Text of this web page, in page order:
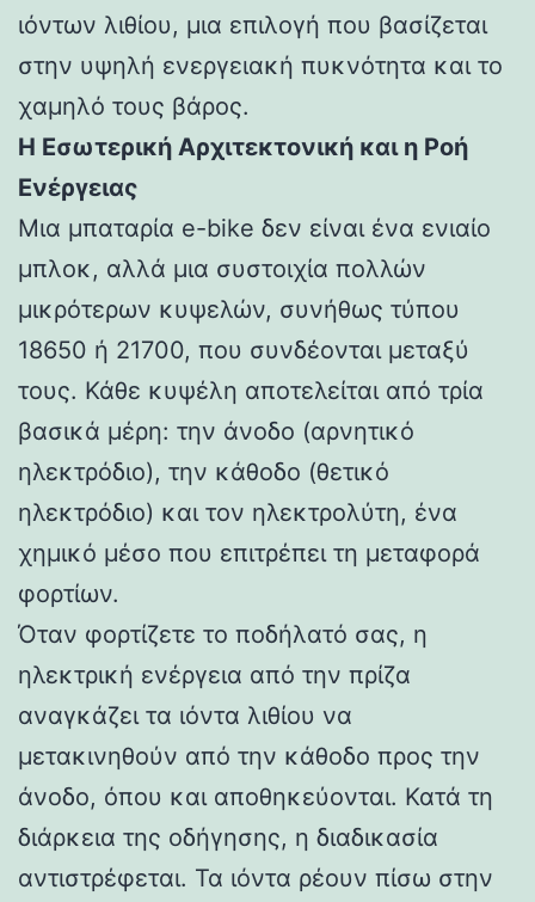
ιόντων λιθίου, μια επιλογή που βασίζεται
στην υψηλή ενεργειακή πυκνότητα και το
χαμηλό τους βάρος.
Η Εσωτερική Αρχιτεκτονική και η Ροή
Ενέργειας
Μια μπαταρία e-bike δεν είναι ένα ενιαίο
μπλοκ, αλλά μια συστοιχία πολλών
μικρότερων κυψελών, συνήθως τύπου
18650 ή 21700, που συνδέονται μεταξύ
τους. Κάθε κυψέλη αποτελείται από τρία
βασικά μέρη: την άνοδο (αρνητικό
ηλεκτρόδιο), την κάθοδο (θετικό
ηλεκτρόδιο) και τον ηλεκτρολύτη, ένα
χημικό μέσο που επιτρέπει τη μεταφορά
φορτίων.
Όταν φορτίζετε το ποδήλατό σας, η
ηλεκτρική ενέργεια από την πρίζα
αναγκάζει τα ιόντα λιθίου να
μετακινηθούν από την κάθοδο προς την
άνοδο, όπου και αποθηκεύονται. Κατά τη
διάρκεια της οδήγησης, η διαδικασία
αντιστρέφεται. Τα ιόντα ρέουν πίσω στην